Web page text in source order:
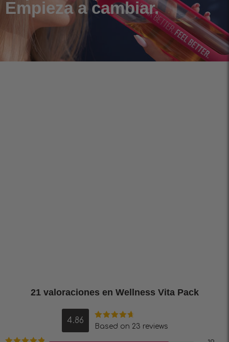
Empieza a cambiar.
21 valoraciones en Wellness Vita Pack
4.86
Valorado en
Based on 23 reviews